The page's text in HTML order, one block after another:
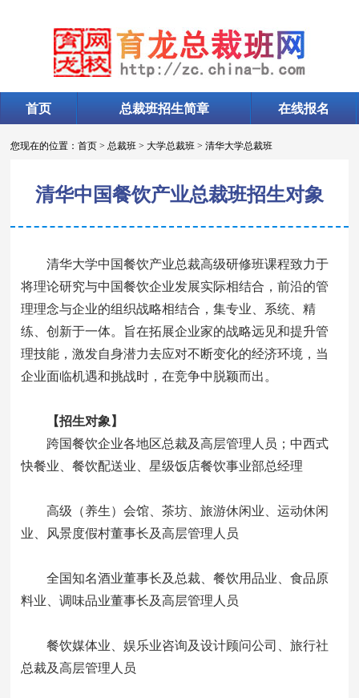
首页 总裁班招生简章 在线报名
您现在的位置：首页 >总裁班 >大学总裁班 >清华大学总裁班
清华中国餐饮产业总裁班招生对象
清华大学中国餐饮产业总裁高级研修班课程致力于
将理论研究与中国餐饮企业发展实际相结合，前沿的管
理理念与企业的组织战略相结合，集专业、系统、精
练、创新于一体。旨在拓展企业家的战略远见和提升管
理技能，激发自身潜力去应对不断变化的经济环境，当
企业面临机遇和挑战时，在竞争中脱颖而出。
【招生对象】
跨国餐饮企业各地区总裁及高层管理人员；中西式
快餐业、餐饮配送业、星级饭店餐饮事业部总经理
高级（养生）会馆、茶坊、旅游休闲业、运动休闲
业、风景度假村董事长及高层管理人员
全国知名酒业董事长及总裁、餐饮用品业、食品原
料业、调味品业董事长及高层管理人员
餐饮媒体业、娱乐业咨询及设计顾问公司、旅行社
总裁及高层管理人员